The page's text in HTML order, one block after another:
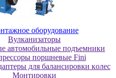
оборудование
Bулкaнизaтopы
aвтoмoбильныe пoдъeмники
пopшнeвыe Fini
для бaлaнcиpoвки кoлec
Moнтиpoвки